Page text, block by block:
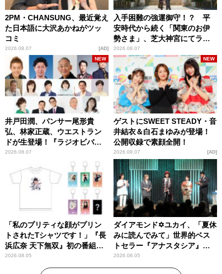
2PM・CHANSUNG、最近覚え
た日本語に大沢あかねがツッ
コミ
2026.08.07 AD
入手困難の強運御守！？ 平
安時代から続く「関東のお伊
勢さま」、芝大神宮にてラン
パンプスが合格祈願！
2026.08.07
井戸田潤、パンサー尾形貴
弘、林家正蔵、ウエストラン
ドが生登場！『ラジオビバリ
ー昼ズ』
2026.08.07
NEW
ゲストにSWEET STEADY・音
井結衣＆白石まゆみが登場！
公開収録で素顔全開！
2026.08.07
NEW
AD
「私のプリティな顔がプリン
トされたTシャツです！」『長
浜広奈 天下無双』初の番組グ
ッズ発売
2026.08.05
ダイアモンド✡ユカイ、「夏休
みに読んでみて」世界的ベス
トセラー『アナスタシア』を
紹介
2026.08.05